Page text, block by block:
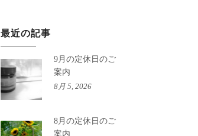
最近の記事
9月の定休日のご
案内
8月 5, 2026
8月の定休日のご
案内